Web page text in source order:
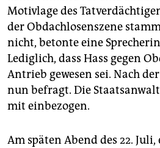
Motivlage des
der Obdachlosenszene
nicht, betonte eine
Lediglich, dass Hass gegen
Antrieb gewesen sei. Nach
nun befragt. Die
mit einbezogen.
Am späten Abend des 22.